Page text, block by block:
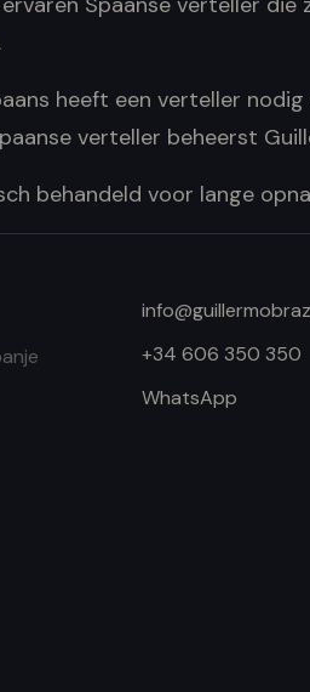
heeft een verteller
verteller beheerst
behandeld voor lange
+34 606 350 350
WhatsApp